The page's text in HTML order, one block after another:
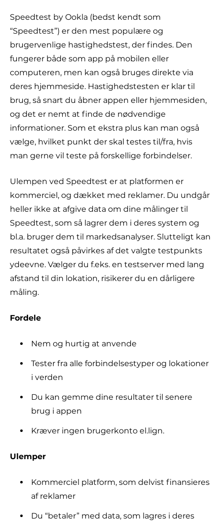
Speedtest by Ookla (bedst kendt som
“Speedtest”) er den mest populære og
brugervenlige hastighedstest, der findes. Den
fungerer både som app på mobilen eller
computeren, men kan også bruges direkte via
deres hjemmeside. Hastighedstesten er klar til
brug, så snart du åbner appen eller hjemmesiden,
og det er nemt at finde de nødvendige
informationer. Som et ekstra plus kan man også
vælge, hvilket punkt der skal testes til/fra, hvis
man gerne vil teste på forskellige forbindelser.
Ulempen ved Speedtest er at platformen er
kommerciel, og dækket med reklamer. Du undgår
heller ikke at afgive data om dine målinger til
Speedtest, som så lagrer dem i deres system og
bl.a. bruger dem til markedsanalyser. Slutteligt kan
resultatet også påvirkes af det valgte testpunkts
ydeevne. Vælger du f.eks. en testserver med lang
afstand til din lokation, risikerer du en dårligere
måling.
Fordele
Nem og hurtig at anvende
Tester fra alle forbindelsestyper og lokationer
i verden
Du kan gemme dine resultater til senere
brug i appen
Kræver ingen brugerkonto el.lign.
Ulemper
Kommerciel platform, som delvist finansieres
af reklamer
Du “betaler” med data, som lagres i deres